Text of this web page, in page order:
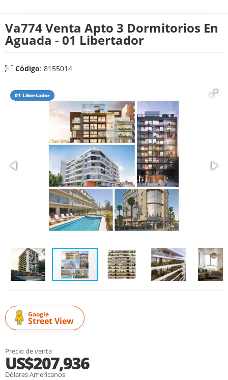
Va774 Venta Apto 3 Dormitorios En
Aguada - 01 Libertador
Código: 8155014
01 Libertador
Google
Street View
Precio de venta
US$207,936
Dólares Americanos